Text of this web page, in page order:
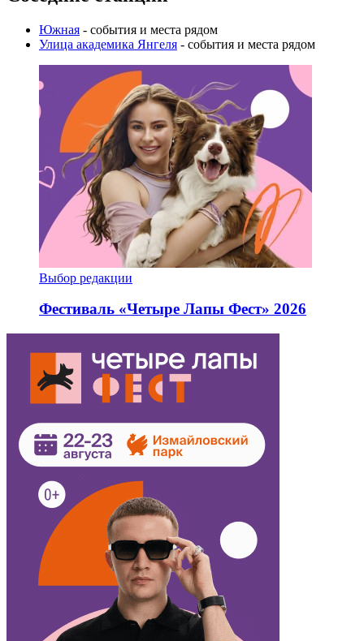
Южная - события и места рядом
Улица академика Янгеля - события и места рядом
Выбор редакции
Фестиваль «Четыре Лапы Фест» 2026